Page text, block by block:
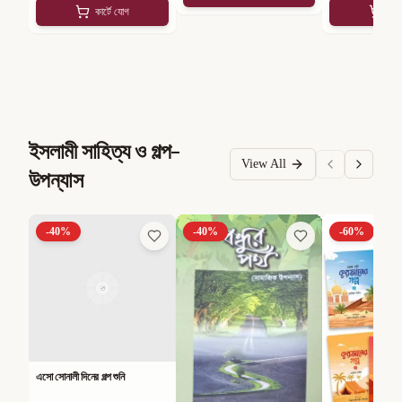
কার্টে যোগ
ইসলামী সাহিত্য ও গল্প-
উপন্যাস
View All
-40%
এসো সোনালী দিনের গল্প শুনি
-40% -60%